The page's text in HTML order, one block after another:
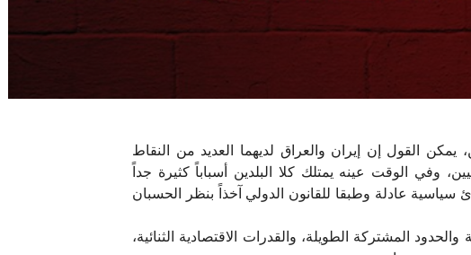
يمكن القول إن إيران والعراق لديهما العديد من النقاط
وفي الوقت عينه يمتلك كلا البلدين أسباباً كثيرة جداً
عادلة وطبقا للقانون الدولي آخذاً بنظر الحسبان
المشتركة الطويلة، والقدرات الاقتصادية الثنائية،